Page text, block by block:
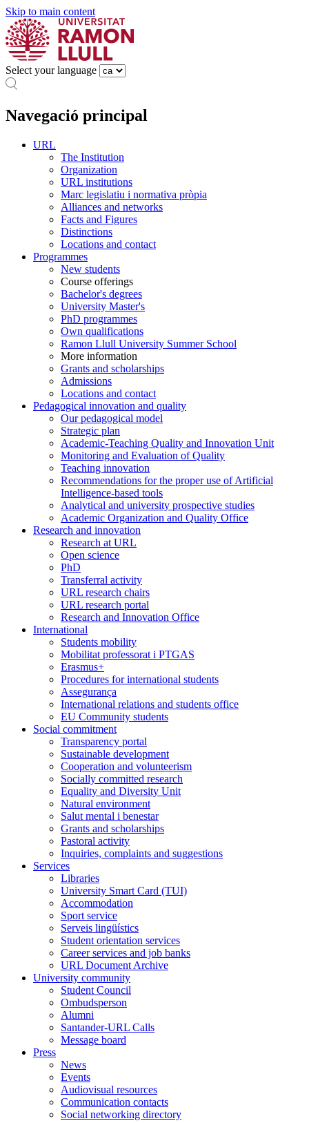
Skip to main content
Select your language
Navegació principal
URL
The Institution
Organization
URL institutions
Marc legislatiu i normativa pròpia
Alliances and networks
Facts and Figures
Distinctions
Locations and contact
Programmes
New students
Course offerings
Bachelor's degrees
University Master's
PhD programmes
Own qualifications
Ramon Llull University Summer School
More information
Grants and scholarships
Admissions
Locations and contact
Pedagogical innovation and quality
Our pedagogical model
Strategic plan
Academic-Teaching Quality and Innovation Unit
Monitoring and Evaluation of Quality
Teaching innovation
Recommendations for the proper use of Artificial
Intelligence-based tools
Analytical and university prospective studies
Academic Organization and Quality Office
Research and innovation
Research at URL
Open science
PhD
Transferral activity
URL research chairs
URL research portal
Research and Innovation Office
International
Students mobility
Mobilitat professorat i PTGAS
Erasmus+
Procedures for international students
Assegurança
International relations and students office
EU Community students
Social commitment
Transparency portal
Sustainable development
Cooperation and volunteerism
Socially committed research
Equality and Diversity Unit
Natural environment
Salut mental i benestar
Grants and scholarships
Pastoral activity
Inquiries, complaints and suggestions
Services
Libraries
University Smart Card (TUI)
Accommodation
Sport service
Serveis lingüístics
Student orientation services
Career services and job banks
URL Document Archive
University community
Student Council
Ombudsperson
Alumni
Santander-URL Calls
Message board
Press
News
Events
Audiovisual resources
Communication contacts
Social networking directory